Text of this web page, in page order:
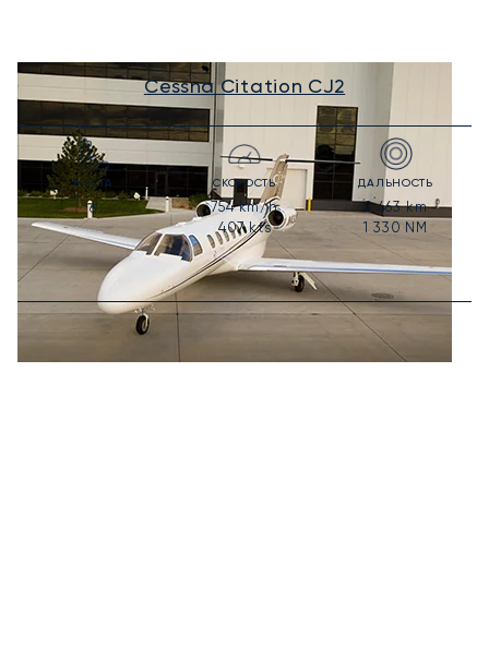
Cessna Citation CJ2
МЕСТА
6
СКОРОСТЬ
754km/h
407kts
ДАЛЬНОСТЬ
2 463km
1 330 NM